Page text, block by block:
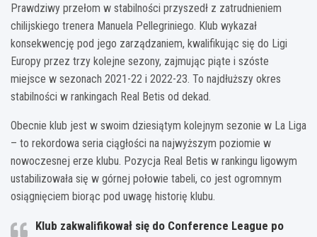
Prawdziwy przełom w stabilności przyszedł z zatrudnieniem
chilijskiego trenera Manuela Pellegriniego. Klub wykazał
konsekwencję pod jego zarządzaniem, kwalifikując się do Ligi
Europy przez trzy kolejne sezony, zajmując piąte i szóste
miejsce w sezonach 2021-22 i 2022-23. To najdłuższy okres
stabilności w rankingach Real Betis od dekad.
Obecnie klub jest w swoim dziesiątym kolejnym sezonie w La Liga
– to rekordowa seria ciągłości na najwyższym poziomie w
nowoczesnej erze klubu. Pozycja Real Betis w rankingu ligowym
ustabilizowała się w górnej połowie tabeli, co jest ogromnym
osiągnięciem biorąc pod uwagę historię klubu.
Klub zakwalifikował się do Conference League po